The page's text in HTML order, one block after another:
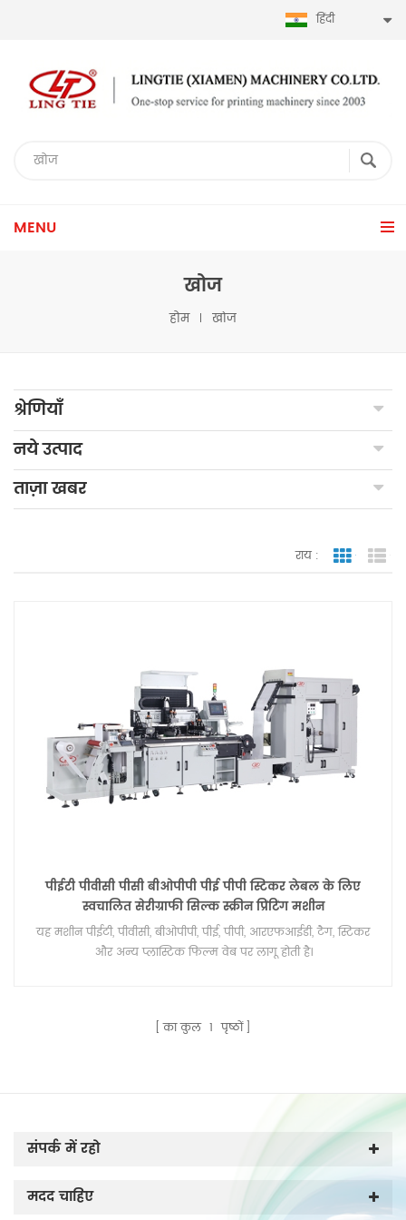
हिंदी
MENU
खोज
होम खोज
श्रेणियाँ
नये उत्पाद
ताज़ा खबर
राय : जाली
पीईटी पीवीसी पीसी बीओपीपी पीई पीपी स्टिकर लेबल के लिए
स्वचालित सेरीग्राफी सिल्क स्क्रीन प्रिंटिंग मशीन
यह मशीन पीईटी, पीवीसी, बीओपीपी, पीई, पीपी, आरएफआईडी, टैग, स्टिकर
और अन्य प्लास्टिक फिल्म वेब पर लागू होती है।
का कुल 1 पृष्ठों
संपर्क में रहो
मदद चाहिए